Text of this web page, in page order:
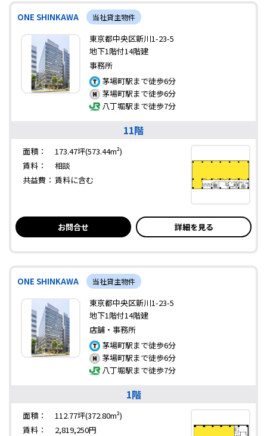
ONE SHINKAWA 当社貸主物件
東京都中央区新川1-23-5
地下1階付14階建
事務所
茅場町駅まで徒歩6分
茅場町駅まで徒歩6分
八丁堀駅まで徒歩7分
11階
面積：
173.47坪(573.44m²)
賃料：
相談
共益費： 賃料に含む
お問合せ 詳細を見る
ONE SHINKAWA 当社貸主物件
東京都中央区新川1-23-5
地下1階付14階建
店舗・事務所
茅場町駅まで徒歩6分
茅場町駅まで徒歩6分
八丁堀駅まで徒歩7分
1階
面積：
112.77坪(372.80m²)
賃料：
2,819,250円